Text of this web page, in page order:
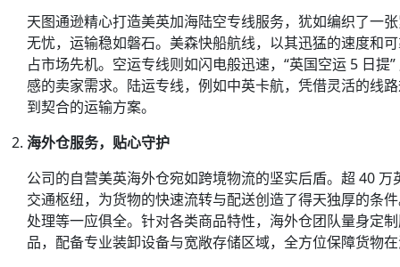
天图通逊精心打造美英加海陆空专线服务，犹如编织了一
无忧，运输稳如磐石。美森快船航线，以其迅猛的速度和
占市场先机。空运专线则如闪电般迅速，“英国空运 5 日
感的卖家需求。陆运专线，例如中英卡航，凭借灵活的线
到契合的运输方案。
海外仓服务，贴心守护
公司的自营美英海外仓宛如跨境物流的坚实后盾。超 40
交通枢纽，为货物的快速流转与配送创造了得天独厚的条
处理等一应俱全。针对各类商品特性，海外仓团队量身定
品，配备专业装卸设备与宽敞存储区域，全方位保障货物